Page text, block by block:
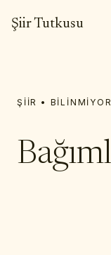
Şiir Tutkusu
ŞIIR • BILINMIYOR